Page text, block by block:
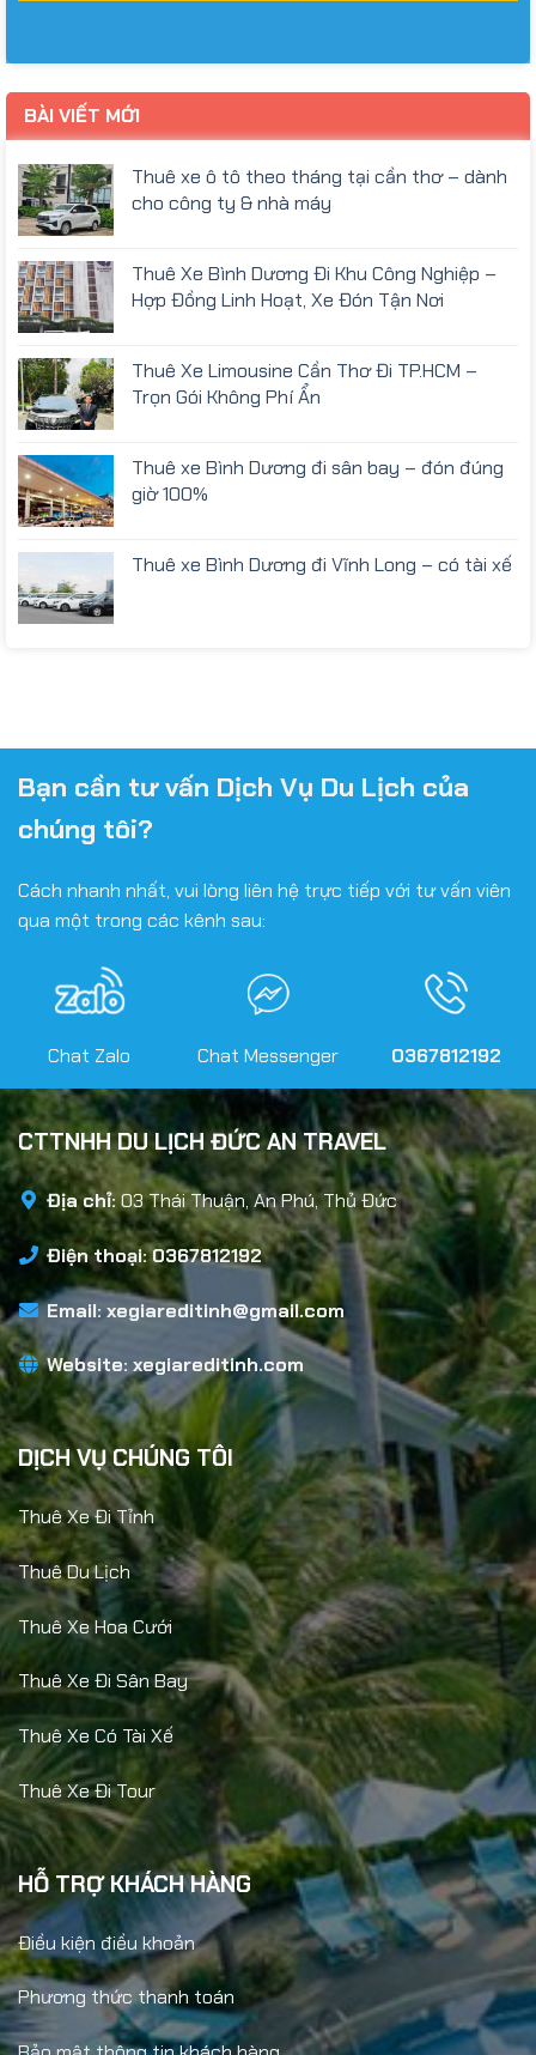
BÀI VIẾT MỚI
Thuê xe ô tô theo tháng tại cần thơ – dành
cho công ty & nhà máy
Thuê Xe Bình Dương Đi Khu Công Nghiệp –
Hợp Đồng Linh Hoạt, Xe Đón Tận Nơi
Thuê Xe Limousine Cần Thơ Đi TP.HCM –
Trọn Gói Không Phí Ẩn
Thuê xe Bình Dương đi sân bay – đón đúng
giờ 100%
Thuê xe Bình Dương đi Vĩnh Long – có tài xế
Bạn cần tư vấn Dịch Vụ Du Lịch của
chúng tôi?
Cách nhanh nhất, vui lòng liên hệ trực tiếp với tư vấn viên
qua một trong các kênh sau:
Chat Zalo Chat Messenger 0367812192
CTTNHH DU LỊCH ĐỨC AN TRAVEL
Địa chỉ:03 Thái Thuận, An Phú, Thủ Đức
Điện thoại: 0367812192
Email: xegiareditinh@gmail.com
Website: xegiareditinh.com
DỊCH VỤ CHÚNG TÔI
Thuê Xe Đi Tỉnh
Thuê Du Lịch
Thuê Xe Hoa Cưới
Thuê Xe Đi Sân Bay
Thuê Xe Có Tài Xế
Thuê Xe Đi Tour
HỖ TRỢ KHÁCH HÀNG
Điều kiện điều khoản
Phương thức thanh toán